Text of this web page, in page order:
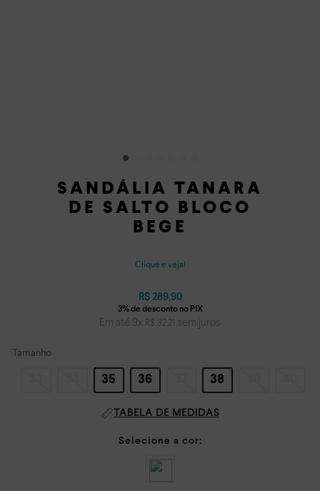
SANDÁLIA TANARA
DE SALTO BLOCO
BEGE
Clique e veja!
R$ 289,90
Em até 9x R$ 32,21 sem juros
Tamanho
35 36 38
TABELA DE MEDIDAS